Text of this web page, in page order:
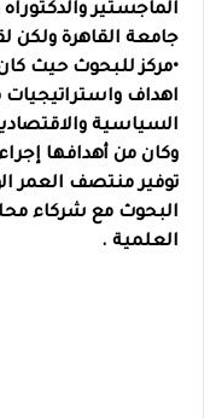
الماجستير
جامعة القاهرة ولكن
•مركز للبحوث حيث
اهداف واستراتيجيات
السياسية
وكان من أهدافها
توفير منتصف العمر
البحوث مع شركاء
العلمية .